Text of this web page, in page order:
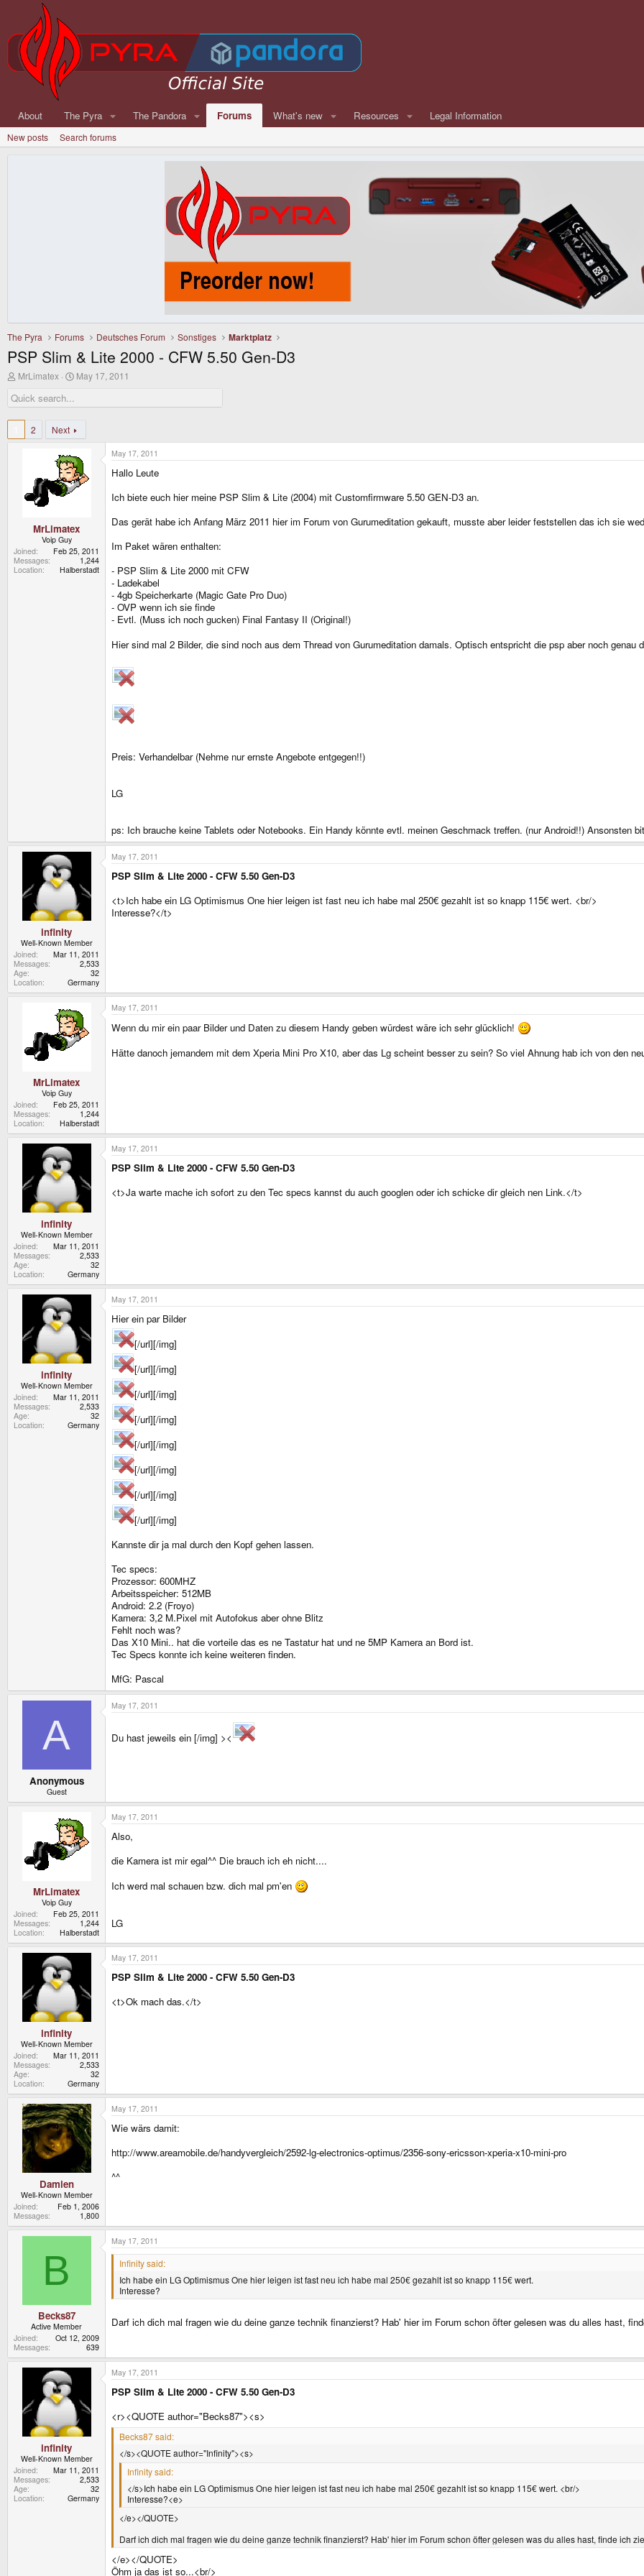
About The Pyra The Pandora Forums What's new Resources Legal Information
New posts Search forums
The Pyra Forums Deutsches Forum Sonstiges Marktplatz
PSP Slim & Lite 2000 - CFW 5.50 Gen-D3
T
r
e
a
s
MrLimatex
S
r
d
a
e
May 17, 2011
2 Next
MrLimatex
Voip Guy
Joined
Feb 25, 2011
Messages
1,244
Location
Halberstadt
May 17, 2011
Hallo Leute
Ich biete euch hier meine PSP Slim & Lite (2004) mit Customfirmware 5.50 GEN-D3 an.
Das gerät habe ich Anfang März 2011 hier im Forum von Gurumeditation gekauft, musste aber leider feststellen das ich sie
Im Paket wären enthalten:
- PSP Slim & Lite 2000 mit CFW
- Ladekabel
- 4gb Speicherkarte (Magic Gate Pro Duo)
- OVP wenn ich sie finde
- Evtl. (Muss ich noch gucken) Final Fantasy II (Original!)
Hier sind mal 2 Bilder, die sind noch aus dem Thread von Gurumeditation damals. Optisch entspricht die psp aber noch
Preis: Verhandelbar (Nehme nur ernste Angebote entgegen!!)
LG
ps: Ich brauche keine Tablets oder Notebooks. Ein Handy könnte evtl. meinen Geschmack treffen. (nur Android!!) Ansonsten
infinity
Well-Known Member
Joined
Mar 11, 2011
Messages
2,533
Age
32
Location
Germany
May 17, 2011
PSP Slim & Lite 2000 - CFW 5.50 Gen-D3
<t>Ich habe ein LG Optimismus One hier leigen ist fast neu ich habe mal 250€ gezahlt ist so knapp 115€ wert. <br/>
Interesse?</t>
MrLimatex
Voip Guy
Joined
Feb 25, 2011
Messages
1,244
Location
Halberstadt
May 17, 2011
Wenn du mir ein paar Bilder und Daten zu diesem Handy geben würdest wäre ich sehr glücklich!
Hätte danoch jemandem mit dem Xperia Mini Pro X10, aber das Lg scheint besser zu sein? So viel Ahnung hab ich von den
infinity
Well-Known Member
Joined
Mar 11, 2011
Messages
2,533
Age
32
Location
Germany
May 17, 2011
PSP Slim & Lite 2000 - CFW 5.50 Gen-D3
<t>Ja warte mache ich sofort zu den Tec specs kannst du auch googlen oder ich schicke dir gleich nen Link.</t>
infinity
Well-Known Member
Joined
Mar 11, 2011
Messages
2,533
Age
32
Location
Germany
May 17, 2011
Hier ein par Bilder
[/url][/img]
[/url][/img]
[/url][/img]
[/url][/img]
[/url][/img]
[/url][/img]
[/url][/img]
[/url][/img]
Kannste dir ja mal durch den Kopf gehen lassen.
Tec specs:
Prozessor: 600MHZ
Arbeitsspeicher: 512MB
Android: 2.2 (Froyo)
Kamera: 3,2 M.Pixel mit Autofokus aber ohne Blitz
Fehlt noch was?
Das X10 Mini.. hat die vorteile das es ne Tastatur hat und ne 5MP Kamera an Bord ist.
Tec Specs konnte ich keine weiteren finden.
MfG: Pascal
A
Anonymous
Guest
May 17, 2011
Du hast jeweils ein [/img] ><
MrLimatex
Voip Guy
Joined
Feb 25, 2011
Messages
1,244
Location
Halberstadt
May 17, 2011
Also,
die Kamera ist mir egal^^ Die brauch ich eh nicht....
Ich werd mal schauen bzw. dich mal pm'en
LG
infinity
Well-Known Member
Joined
Mar 11, 2011
Messages
2,533
Age
32
Location
Germany
May 17, 2011
PSP Slim & Lite 2000 - CFW 5.50 Gen-D3
<t>Ok mach das.</t>
Damien
Well-Known Member
Joined
Feb 1, 2006
Messages
1,800
May 17, 2011
Wie wärs damit:
http://www.areamobile.de/handyvergleich/2592-lg-electronics-optimus/2356-sony-ericsson-xperia-x10-mini-pro
^^
B
Becks87
Active Member
Joined
Oct 12, 2009
Messages
639
May 17, 2011
Infinity said:
Ich habe ein LG Optimismus One hier leigen ist fast neu ich habe mal 250€ gezahlt ist so knapp 115€ wert.
Interesse?
Darf ich dich mal fragen wie du deine ganze technik finanzierst? Hab' hier im Forum schon öfter gelesen was du alles hast,
infinity
Well-Known Member
Joined
Mar 11, 2011
Messages
2,533
Age
32
Location
Germany
May 17, 2011
PSP Slim & Lite 2000 - CFW 5.50 Gen-D3
<r><QUOTE author="Becks87"><s>
Becks87 said:
</s><QUOTE author="Infinity"><s>
Infinity said:
</s>Ich habe ein LG Optimismus One hier leigen ist fast neu ich habe mal 250€ gezahlt ist so knapp 115€ wert. <br/>
Interesse?<e>
</e></QUOTE>
Darf ich dich mal fragen wie du deine ganze technik finanzierst? Hab' hier im Forum schon öfter gelesen was du alles hast, finde ich
</e></QUOTE>
Öhm ja das ist so...<br/>